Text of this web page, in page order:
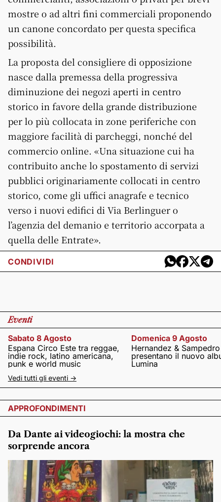
mostre o ad altri fini commerciali proponendo
un canone concordato per questa specifica
possibilità.
La proposta del consigliere di opposizione
nasce dalla premessa della progressiva
diminuzione dei negozi aperti in centro
storico in favore della grande distribuzione
per lo più collocata in zone periferiche con
maggiore facilità di parcheggi, nonché del
commercio online. «Una situazione cui ha
contribuito anche lo spostamento di servizi
pubblici originariamente collocati in centro
storico, come gli uffici anagrafe e tecnico
verso i nuovi edifici di Via Berlinguer o
l’agenzia del demanio e territorio accorpata a
quella delle Entrate».
CONDIVIDI
Eventi
Sabato 8 Agosto
Espana Circo Este tra reggae,
indie rock, latino americana,
punk e world music
Domenica 9 Agosto
Hernandez & Sampedro
presentano il nuovo
Lumina
Vedi tutti gli eventi ->
APPROFONDIMENTI
Da Dante ai videogiochi: la mostra che
sorprende ancora